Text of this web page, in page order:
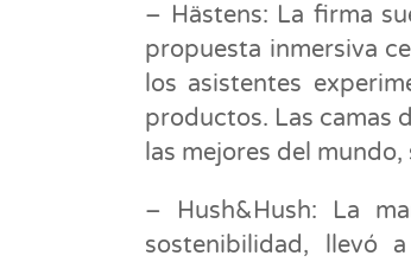
– Hästens: La firma
propuesta inmersiva
los asistentes
productos. Las camas
las mejores del
– Hush&Hush: La
sostenibilidad, llevó